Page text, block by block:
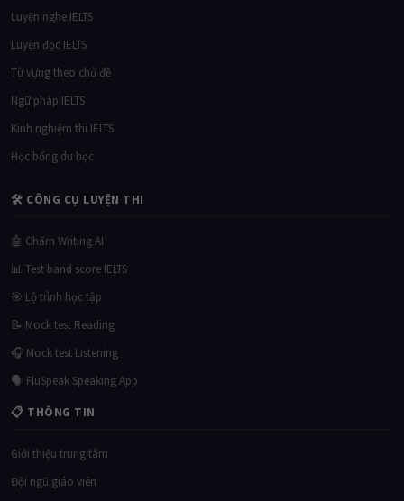
Luyện nghe IELTS
Luyện đọc IELTS
Từ vựng theo chủ đề
Ngữ pháp IELTS
Kinh nghiệm thi IELTS
Học bổng du học
🛠 CÔNG CỤ LUYỆN THI
🤖 Chấm Writing AI
📊 Test band score IELTS
🎯 Lộ trình học tập
📝 Mock test Reading
🎧 Mock test Listening
🗣 FluSpeak Speaking App
📋 THÔNG TIN
Giới thiệu trung tâm
Đội ngũ giáo viên